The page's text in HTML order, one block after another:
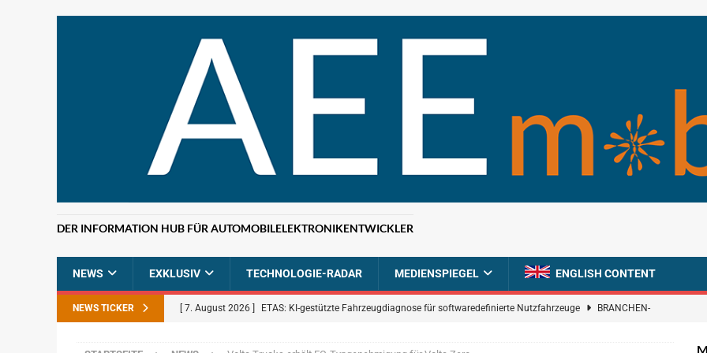
DER INFORMATION HUB FÜR AUTOMOBILELEKTRONIKENTWICKLER
NEWS EXKLUSIV TECHNOLOGIE-RADAR MEDIENSPIEGEL ENGLISH CONTENT
NEWS TICKER [ 7. August 2026 ] ETAS: KI-gestützte Fahrzeugdiagnose für softwaredefinierte Nutzfahrzeuge BRANCHEN-